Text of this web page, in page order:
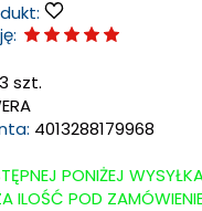
szt.
4013288179968
PONIŻEJ
ILOŚĆ POD